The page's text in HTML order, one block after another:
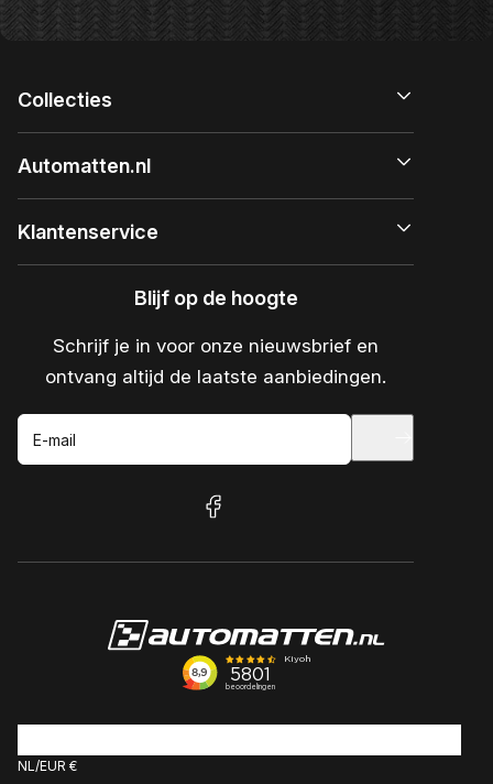
Collecties
Automatten.nl
Klantenservice
Blijf op de hoogte
Schrijf je in voor onze nieuwsbrief en
ontvang altijd de laatste aanbiedingen.
E-mail
facebook
NL EUR €